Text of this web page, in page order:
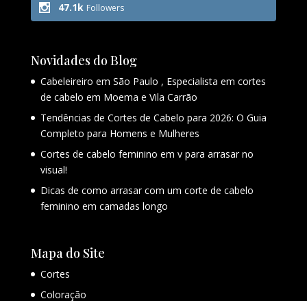
47.1k Followers
Novidades do Blog
Cabeleireiro em São Paulo , Especialista em cortes
de cabelo em Moema e Vila Carrão
Tendências de Cortes de Cabelo para 2026: O Guia
Completo para Homens e Mulheres
Cortes de cabelo feminino em v para arrasar no
visual!
Dicas de como arrasar com um corte de cabelo
feminino em camadas longo
Mapa do Site
Cortes
Coloração